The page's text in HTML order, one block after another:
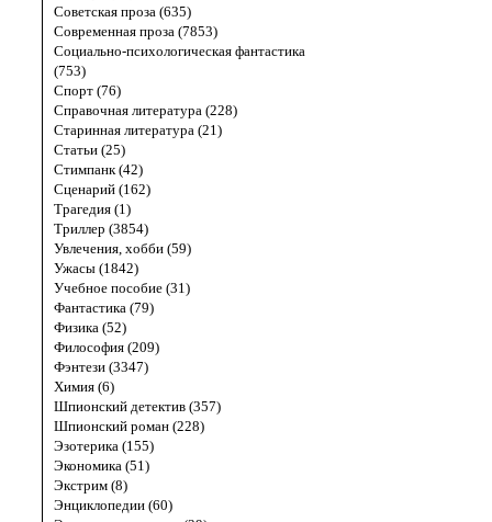
Советская проза (635)
Современная проза (7853)
Социально-психологическая фантастика
(753)
Спорт (76)
Справочная литература (228)
Старинная литература (21)
Статьи (25)
Стимпанк (42)
Сценарий (162)
Трагедия (1)
Триллер (3854)
Увлечения, хобби (59)
Ужасы (1842)
Учебное пособие (31)
Фантастика (79)
Физика (52)
Философия (209)
Фэнтези (3347)
Химия (6)
Шпионский детектив (357)
Шпионский роман (228)
Эзотерика (155)
Экономика (51)
Экстрим (8)
Энциклопедии (60)